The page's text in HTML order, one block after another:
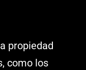
propiedad
como los